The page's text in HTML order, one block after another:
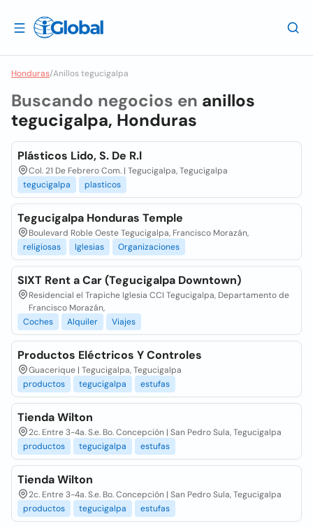
Honduras/Anillos tegucigalpa
Buscando negocios en anillos
tegucigalpa, Honduras
Plásticos Lido, S. De R.l
Col. 21 De Febrero Com. | Tegucigalpa, Tegucigalpa
tegucigalpa
plasticos
Tegucigalpa Honduras Temple
Boulevard Roble Oeste Tegucigalpa, Francisco Morazán,
religiosas
Iglesias Organizaciones
SIXT Rent a Car (Tegucigalpa Downtown)
Residencial el Trapiche Iglesia CCI Tegucigalpa, Departamento de
Francisco Morazán,
Coches
Alquiler Viajes
Productos Eléctricos Y Controles
Guacerique | Tegucigalpa, Tegucigalpa
productos
tegucigalpa estufas
Tienda Wilton
2c. Entre 3-4a. S.e. Bo. Concepción | San Pedro Sula, Tegucigalpa
productos
tegucigalpa estufas
Tienda Wilton
2c. Entre 3-4a. S.e. Bo. Concepción | San Pedro Sula, Tegucigalpa
productos
tegucigalpa estufas